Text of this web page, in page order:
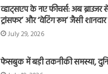
व्हाट्सएप के नए फीचर्स: अब ब्राउजर
ट्रांसफर’ और ‘वेटिंग रूम’ जैसी
July 29, 2026
फेसबुक में बड़ी तकनीकी समस्या,